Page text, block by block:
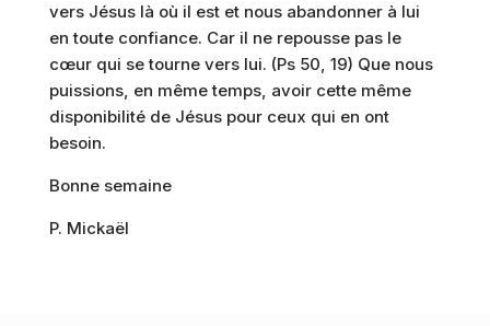
vers Jésus là où il est et nous abandonner à lui
en toute confiance. Car il ne repousse pas le
cœur qui se tourne vers lui. (Ps 50, 19) Que nous
puissions, en même temps, avoir cette même
disponibilité de Jésus pour ceux qui en ont
besoin.
Bonne semaine
P. Mickaël